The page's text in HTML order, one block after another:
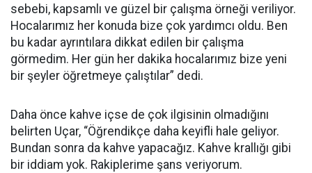
sebebi, kapsamlı ve güzel bir çalışma örneği veriliyor.
Hocalarımız her konuda bize çok yardımcı oldu. Ben
bu kadar ayrıntılara dikkat edilen bir çalışma
görmedim. Her gün her dakika hocalarımız bize yeni
bir şeyler öğretmeye çalıştılar” dedi.
Daha önce kahve içse de çok ilgisinin olmadığını
belirten Uçar, “Öğrendikçe daha keyifli hale geliyor.
Bundan sonra da kahve yapacağız. Kahve krallığı gibi
bir iddiam yok. Rakiplerime şans veriyorum.